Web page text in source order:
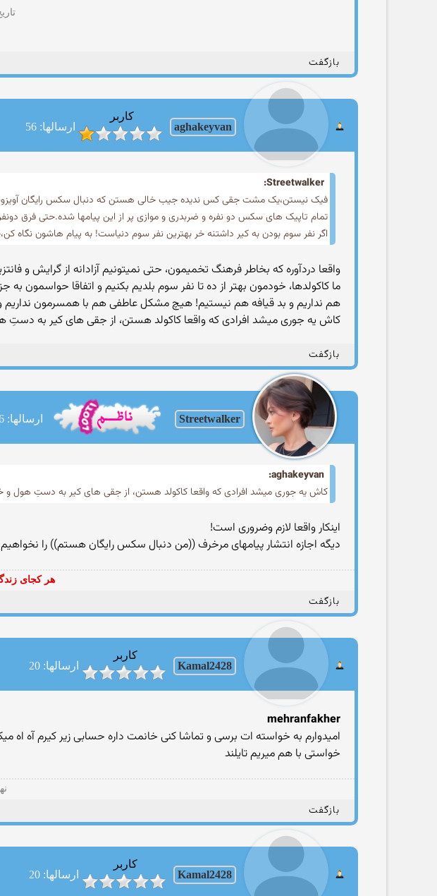
بازگفت
aghakeyvan
کاربر
ارسالها: 56
Streetwalker:
فیک نیستن،یک مشت جقی کس ندیده جیب خالی هستن که دنبال سکس رایگان
تمام تاپیک های سکس دو نفره و ضربدری و موازی پر از این پیامها شده.حتی فرق
اگر نفر سوم بودن به کیر داشتنه خر بهترین نفر سوم دنیاست! به پیام هاشون نگاه
واقعا دردآوره که بخاطر فرهنگ تخمیمون، حتی نمیتونیم آزادانه از گرایش و
ما کاکولدها، خودمون بهتر از ده تا نفر سوم بلدیم بکنیم و اتفاقا
هم نداریم و بد قیافه هم نیستیم! هیچ مشکل عاطفی هم با همسرمون نداریم
کاش یه جوری میشد افرادی که واقعا کاکولد هستن، از جقی های کیر به
بازگفت
Streetwalker ارسالها: 9176
aghakeyvan:
کاش یه جوری میشد افرادی که واقعا کاکولد هستن، از جقی های کیر به دستِ هول و
اینکار واقعا لازم و‌ضروری است!
دیگه اجازه انتشار پیامهای مرخرف ((من دنبال سکس رایگان هستم)) را
هر کجای
بازگفت
Kamal2428
کاربر
ارسالها: 20
mehranfakher
امیدوارم به خواسته ات برسی و تماشا کنی خانمت داره حسابی زیر کیرم آه اه
خواستی با هم میریم تایلند
بازگفت
Kamal2428
کاربر
ارسالها: 20